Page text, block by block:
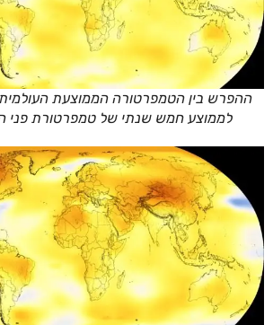
לממוצע חמש שנתי של טמפרטורת פני